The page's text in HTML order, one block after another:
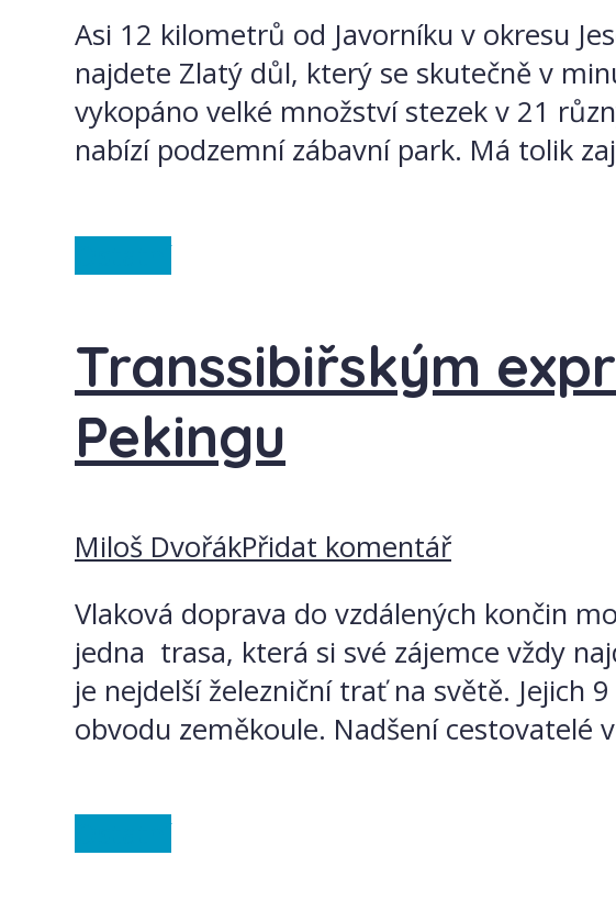
Asi 12 kilometrů od Javorníku v okresu
najdete Zlatý důl, který se skutečně v
vykopáno velké množství stezek v 21
nabízí podzemní zábavní park. Má tolik
Transsibiřským
Pekingu
Miloš DvořákPřidat komentář
Vlaková doprava do vzdálených končin
jedna trasa, která si své zájemce vždy
je nejdelší železniční trať na světě.
obvodu zeměkoule. Nadšení cestovatelé